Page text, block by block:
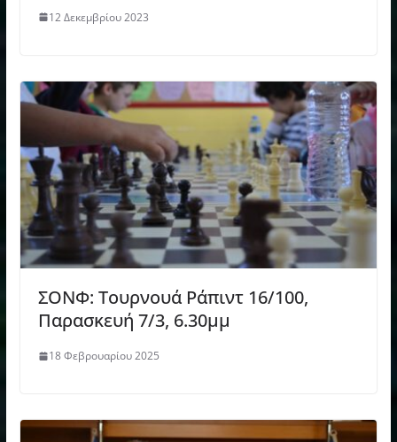
12 Δεκεμβρίου 2023
ΣΟΝΦ: Τουρνουά Ράπιντ 16/100,
Παρασκευή 7/3, 6.30μμ
18 Φεβρουαρίου 2025